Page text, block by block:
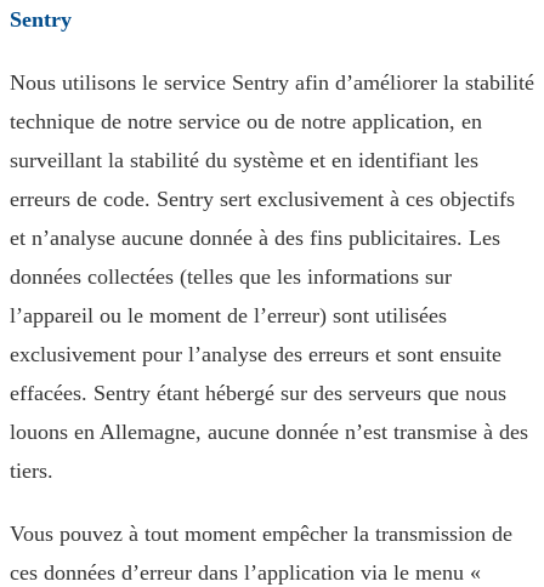
Sentry
Nous utilisons le service Sentry afin d’améliorer la stabilité
technique de notre service ou de notre application, en
surveillant la stabilité du système et en identifiant les
erreurs de code. Sentry sert exclusivement à ces objectifs
et n’analyse aucune donnée à des fins publicitaires. Les
données collectées (telles que les informations sur
l’appareil ou le moment de l’erreur) sont utilisées
exclusivement pour l’analyse des erreurs et sont ensuite
effacées. Sentry étant hébergé sur des serveurs que nous
louons en Allemagne, aucune donnée n’est transmise à des
tiers.
Vous pouvez à tout moment empêcher la transmission de
ces données d’erreur dans l’application via le menu «